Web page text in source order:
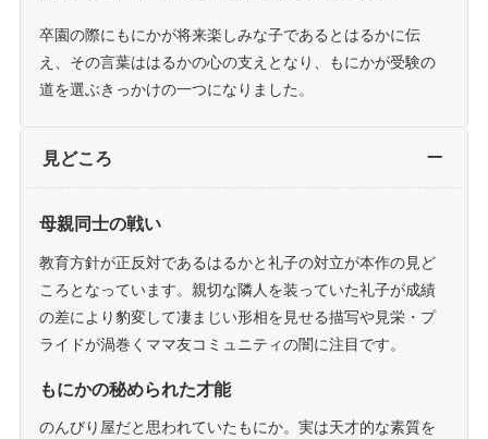
卒園の際にもにかが将来楽しみな子であるとはるかに伝
え、その言葉ははるかの心の支えとなり、もにかが受験の
道を選ぶきっかけの一つになりました。
見どころ
母親同士の戦い
教育方針が正反対であるはるかと礼子の対立が本作の見ど
ころとなっています。親切な隣人を装っていた礼子が成績
の差により豹変して凄まじい形相を見せる描写や見栄・プ
ライドが渦巻くママ友コミュニティの闇に注目です。
もにかの秘められた才能
のんびり屋だと思われていたもにか。実は天才的な素質を